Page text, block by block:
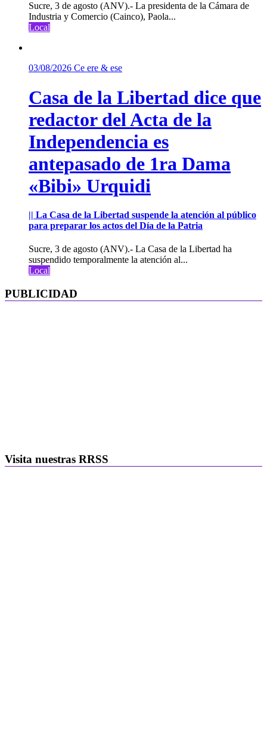
Sucre, 3 de agosto (ANV).- La presidenta de la Cámara de
Industria y Comercio (Cainco), Paola...
Local
03/08/2026 Ce ere & ese
Casa de la Libertad dice que
redactor del Acta de la
Independencia es
antepasado de 1ra Dama
«Bibi» Urquidi
|| La Casa de la Libertad suspende la atención al público
para preparar los actos del Día de la Patria
Sucre, 3 de agosto (ANV).- La Casa de la Libertad ha
suspendido temporalmente la atención al...
Local
PUBLICIDAD
Visita nuestras RRSS